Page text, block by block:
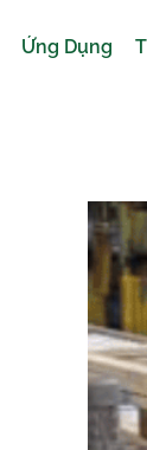
Ứng Dụng